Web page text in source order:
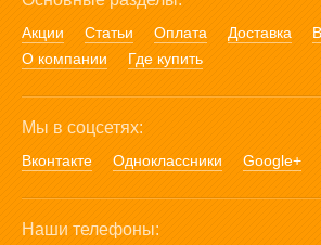
Акции Статьи Оплата Доставка
О компании
Где купить
Мы в соцсетях:
Вконтакте Одноклассники Google+
Наши телефоны: